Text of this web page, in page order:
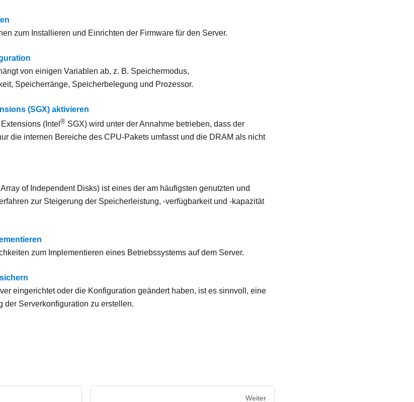
zum Installieren und Einrichten der Firmware für den Server.
von einigen Variablen ab, z. B. Speichermodus,
Speicherränge, Speicherbelegung und Prozessor.
(SGX) aktivieren
(Intel ® SGX) wird unter der Annahme betrieben, dass der
die internen Bereiche des CPU-Pakets umfasst und die DRAM als nicht
of Independent Disks) ist eines der am häufigsten genutzten und
zur Steigerung der Speicherleistung, -verfügbarkeit und -kapazität
zum Implementieren eines Betriebssystems auf dem Server.
eingerichtet oder die Konfiguration geändert haben, ist es sinnvoll, eine
der Serverkonfiguration zu erstellen.
Weiter